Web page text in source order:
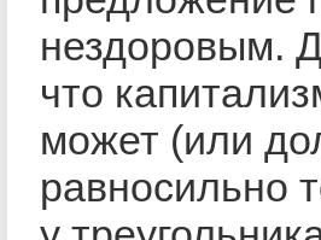
нездоровым.
что
может (или
равносильно